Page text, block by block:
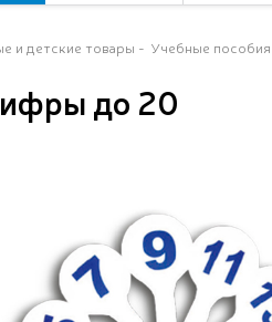
и детские товары Учебные пособия
до 20